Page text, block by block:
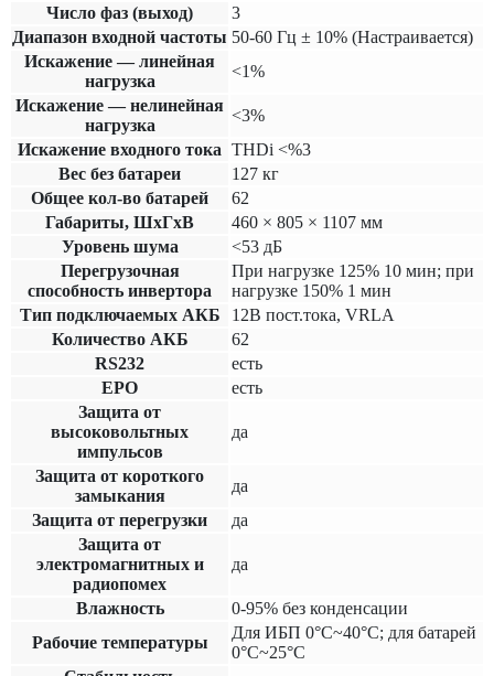
Число фаз (выход)
3
Диапазон входной частоты 50-60 Гц ± 10% (Настраивается)
Искажение — линейная
нагрузка
<1%
Искажение — нелинейная
нагрузка
<3%
Искажение входного тока THDi <%3
Вес без батареи
127 кг
Общее кол-во батарей
62
Габариты, ШхГхВ
460 × 805 × 1107 мм
Уровень шума
<53 дБ
Перегрузочная
способность инвертора
При нагрузке 125% 10 мин; при
нагрузке 150% 1 мин
Тип подключаемых АКБ
12В пост.тока, VRLA
Количество АКБ
62
RS232
есть
EPO
есть
Защита от
высоковольтных
импульсов
да
Защита от короткого
замыкания
да
Защита от перегрузки
да
Защита от
электромагнитных и
радиопомех
да
Влажность
0-95% без конденсации
Рабочие температуры
Для ИБП 0°C~40°C; для батарей
0°C~25°C